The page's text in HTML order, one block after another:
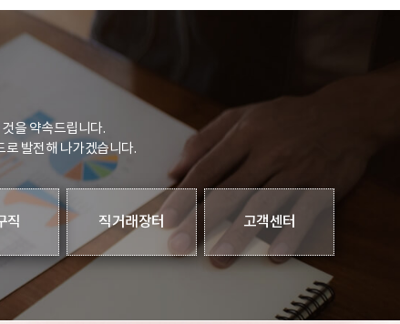
을 약속드립니다.
로 발전해 나가겠습니다.
직 직거래장터 고객센터